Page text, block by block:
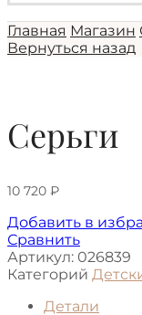
Главная Магазин
Вернуться назад
Серьги
10 720 ₽
Добавить в
Сравнить
Артикул: 026839
Категорий
Детали